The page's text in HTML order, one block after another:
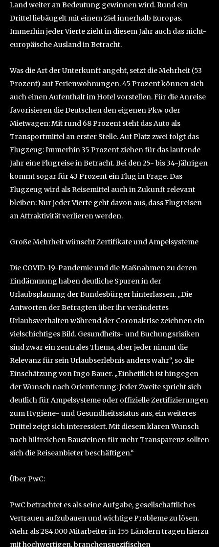
Land weiter an Bedeutung gewinnen wird. Rund ein
Drittel liebäugelt mit einem Ziel innerhalb Europas.
Immerhin jeder Vierte zieht in diesem Jahr auch das nicht-
europäische Ausland in Betracht.
Was die Art der Unterkunft angeht, setzt die Mehrheit (53
Prozent) auf Ferienwohnungen. 45 Prozent können sich
auch einen Aufenthalt im Hotel vorstellen. Für die Anreise
favorisieren die Deutschen den eigenen Pkw oder
Mietwagen: Mit rund 68 Prozent steht das Auto als
Transportmittel an erster Stelle. Auf Platz zwei folgt das
Flugzeug: Immerhin 35 Prozent ziehen für das laufende
Jahr eine Flugreise in Betracht. Bei den 25- bis 34-Jährigen
kommt sogar für 43 Prozent ein Flug in Frage. Das
Flugzeug wird als Reisemittel auch in Zukunft relevant
bleiben: Nur jeder Vierte geht davon aus, dass Flugreisen
an Attraktivität verlieren werden.
Große Mehrheit wünscht Zertifikate und Ampelsysteme
Die COVID-19-Pandemie und die Maßnahmen zu deren
Eindämmung haben deutliche Spuren in der
Urlaubsplanung der Bundesbürger hinterlassen. „Die
Antworten der Befragten über ihr verändertes
Urlaubsverhalten während der Coronakrise zeichnen ein
vielschichtiges Bild. Gesundheits- und Buchungsrisiken
sind zwar ein zentrales Thema, aber jeder nimmt die
Relevanz für sein Urlaubserlebnis anders wahr“, so die
Einschätzung von Ingo Bauer. „Einheitlich ist hingegen
der Wunsch nach Orientierung: Jeder Zweite spricht sich
deutlich für Ampelsysteme oder offizielle Zertifizierungen
zum Hygiene- und Gesundheitsstatus aus, ein weiteres
Drittel zeigt sich interessiert. Mit diesem klaren Wunsch
nach hilfreichen Bausteinen für mehr Transparenz sollten
sich die Reiseanbieter beschäftigen.“
Über PwC:
PwC betrachtet es als seine Aufgabe, gesellschaftliches
Vertrauen aufzubauen und wichtige Probleme zu lösen.
Mehr als 284.000 Mitarbeiter in 155 Ländern tragen hierzu
mit hochwertigen, branchenspezifischen